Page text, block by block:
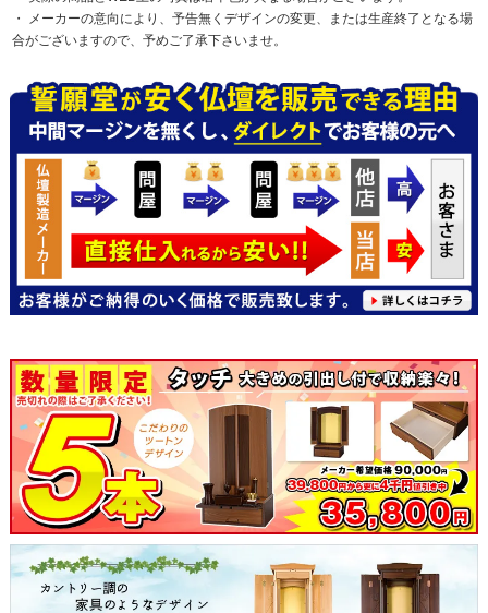
メーカーの意向により、予告無くデザインの変更、または生産終了となる場
合がございますので、予めご了承下さいませ。